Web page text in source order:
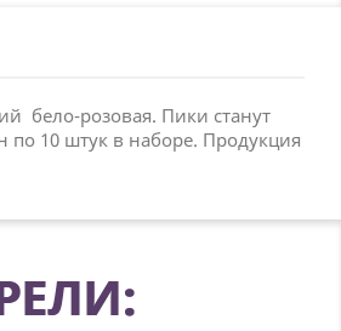
бело-розовая. Пики станут
по 10 штук в наборе. Продукция